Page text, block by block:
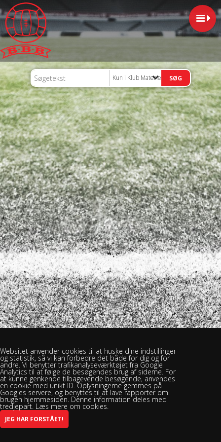
Kun i Klub Materiel
Brændekilde Bellinge Boldklub - Brændekilevej 30, 5250 Odense SV -
Spillested: Rasmus Rask Skolen
Websitet anvender cookies til at huske dine indstillinger
og statistik, så vi kan forbedre det både for dig og for
andre. Vi benytter trafikanalyseværktøjet fra Google
Analytics til at følge de besøgendes brug af siderne. For
at kunne genkende tilbagevende besøgende, anvendes
en cookie med unikt ID. Oplysningerne gemmes på
Googles servere, og benyttes til at lave rapporter om
brugen hjemmesiden. Denne information deles med
tredjepart. Læs mere om cookies.